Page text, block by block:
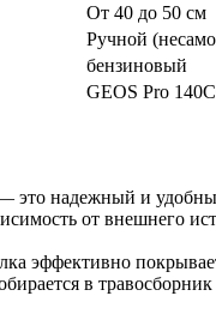
От 40 до 50 см
Ручной
бензиновый
GEOS Pro
это надежный и
от внешнего
эффективно
в